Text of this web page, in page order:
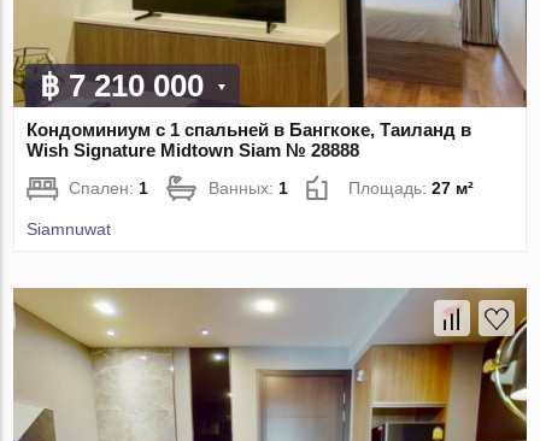
฿ 7 210 000
Кондоминиум с 1 спальней в Бангкоке, Таиланд в
Wish Signature Midtown Siam № 28888
Спален: 1 Ванных: 1 Площадь:27 м²
Siamnuwat